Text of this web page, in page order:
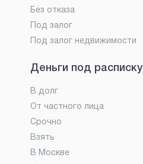
Без отказа
Под залог
Под залог недвижимости
Деньги под расписку
В долг
От частного лица
Срочно
Взять
В Москве